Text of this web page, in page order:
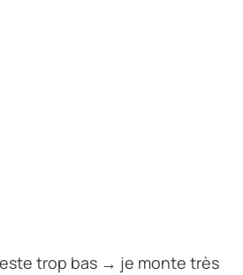
trop bas → je monte très